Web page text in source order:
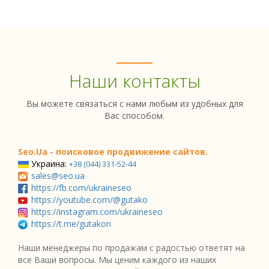
Наши контакты
Вы можете связаться с нами любым из удобных для
Вас способом.
Seo.Ua - поисковое продвижение сайтов.
Украина: +38 (044) 331-52-44
sales@seo.ua
https://fb.com/ukraineseo
https://youtube.com/@gutako
https://instagram.com/ukraineseo
https://t.me/gutakon
Наши менеджеры по продажам с радостью ответят на
все Ваши вопросы. Мы ценим каждого из наших